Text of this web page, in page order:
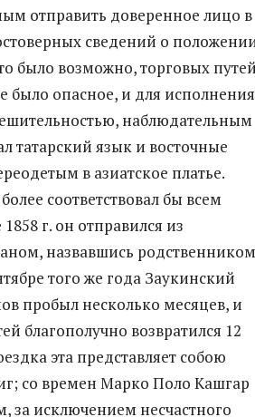
отправить доверенное лицо в
сведений о
было возможно, торговых путей
было опасное, и для исполнения
наблюдательным
татарский язык и восточные
в азиатское платье.
соответствовал бы всем
г. он отправился из
назвавшись родственником
того же года Заукинский
пробыл несколько месяцев, и
благополучно возвратился 12
эта представляет собою
со времен Марко Поло Кашгар
исключением несчастного